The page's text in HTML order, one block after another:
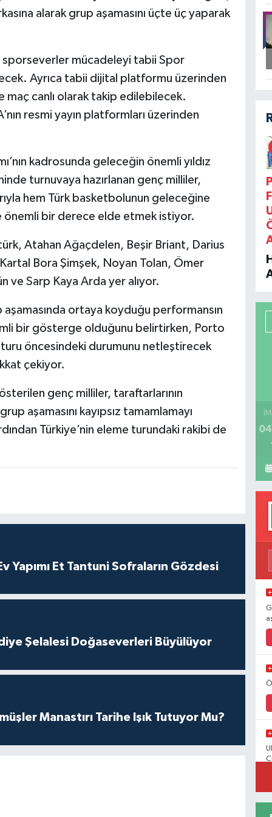
alarak grup aşamasını üçte üç yaparak
sporseverler mücadeleyi tabii Spor
Ayrıca tabii dijital platformu üzerinden
canlı olarak takip edilebilecek.
resmi yayın platformları üzerinden
kadrosunda geleceğin önemli yıldız
turnuvaya hazırlanan genç milliler,
hem Türk basketbolunun geleceğine
önemli bir derece elde etmek istiyor.
Atahan Ağaçdelen, Beşir Briant, Darius
Bora Şimşek, Noyan Tolan, Ömer
ve Sarp Kaya Arda yer alıyor.
ortaya koyduğu performansın
bir gösterge olduğunu belirtirken, Porto
turu öncesindeki durumunu netleştirecek
çekiyor.
genç milliler, taraftarlarının
aşamasını kayıpsız tamamlamayı
Türkiye’nin eleme turundaki rakibi de
Yapımı Et Tantuni Sofraların Gözdesi
Şelalesi Doğaseverleri Büyülüyor
Manastırı Tarihe Işık Tutuyor Mu?